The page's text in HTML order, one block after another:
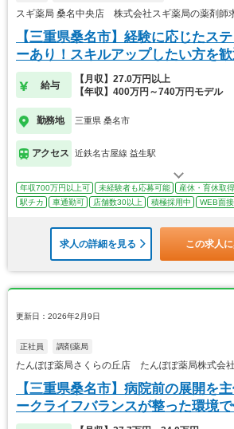
スギ薬局 桑名中央店 株式会社スギ薬局の薬剤師
【三重県桑名市】経験に応じたス
ーあり！スキルアップしたい方を歓
給与
【月収】27.0万円以上
【年収】400万円～740万円モデル
勤務地 三重県 桑名市
アクセス 近鉄名古屋線 益生駅
年収700万円以上可 未経験者も応募可能 産休・育休取
駅チカ
車通勤可 店舗数30以上 積極採用中 WEB面
求人の詳細を見る この求人
更新日：2026年2月9日
正社員 調剤薬局
たんぽぽ薬局さくらの丘店 たんぽぽ薬局株式会
【三重県桑名市】病院前の展開を
ークライフバランスが整った環境で